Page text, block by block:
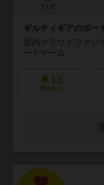
ギルティギアのボー
国内クラウドファ
ードゲーム
13
興味あり